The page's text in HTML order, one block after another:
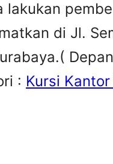
lakukan
di Jl.
: Kursi